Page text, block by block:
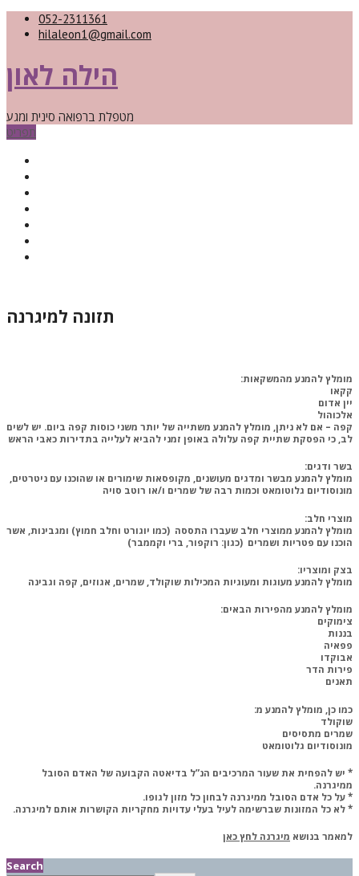
052-2311361
hilaleon1@gmail.com
הילה לאון
מטפלת ברפואה סינית ומגע
תפריט
תזונה למיגרנה
מומלץ להמנע מהמשקאות: ‏
קקאו
יין אדום
אלכוהול
קפה – אם לא ניתן, מומלץ להמנע משתייה של יותר משני כוסות קפה ביום. יש לשים
לב, כי הפסקת ‏שתיית קפה עלולה באופן זמני להביא לעלייה בתדירות כאבי הראש
בשר ודגים:
מומלץ להמנע מבשר ומדגים מעושנים, מקופסאות שימורים או שהוכנו עם ניטרטים,
מונוסודיום גלוטומאט ‏וכמות רבה של שמרים ו/או רוטב סויה‏
מוצרי חלב:‏
מומלץ להמנע ממוצרי חלב שעברו התססה (כמו יוגורט וחלב חמוץ) ומגבינות, אשר
הוכנו עם פטריות ושמרים (כגון: רוקפור, ברי וקממבר)
בצק ומוצריו:
מומלץ להמנע מעוגות ומעוגיות המכילות שוקולד, שמרים, אגוזים, קפה וגבינה‏
מומלץ להמנע מהפירות הבאים:
צימוקים
בננות
פפאיה ‏
אבוקדו ‏
פירות הדר
תאנים
כמו כן, מומלץ להמנע מ:
שוקולד
שמרים מתסיסים ‏
מונוסודיום גלוטומאט
‏* יש להפחית את שעור המרכיבים הנ”ל בדיאטה הקבועה של האדם הסובל
ממיגרנה.‏
‏* על כל אדם הסובל ממיגרנה לבחון כל מזון לגופו.‏
‏* לא כל המזונות שברשימה לעיל בעלי עדויות מחקריות הקושרות אותם למיגרנה.‏
למאמר בנושא מיגרנה לחץ כאן
Search